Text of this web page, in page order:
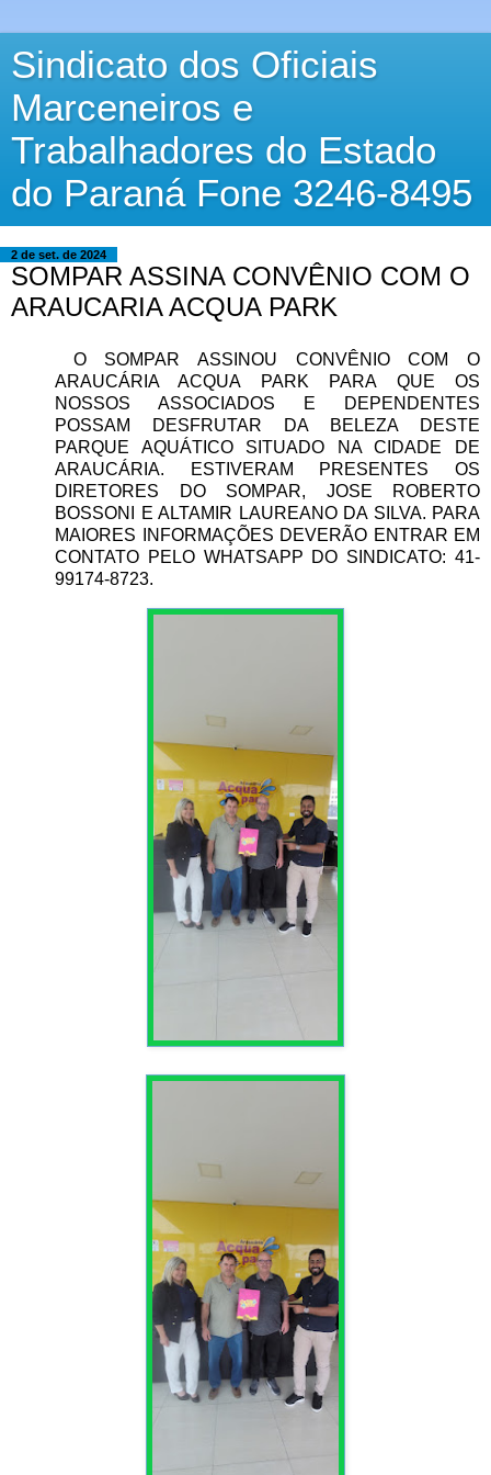
Sindicato dos Oficiais
Marceneiros e
Trabalhadores do Estado
do Paraná Fone 3246-8495
2 de set. de 2024
SOMPAR ASSINA CONVÊNIO COM O
ARAUCARIA ACQUA PARK
O SOMPAR ASSINOU CONVÊNIO COM O
ARAUCÁRIA ACQUA PARK PARA QUE OS
NOSSOS ASSOCIADOS E DEPENDENTES
POSSAM DESFRUTAR DA BELEZA DESTE
PARQUE AQUÁTICO SITUADO NA CIDADE DE
ARAUCÁRIA. ESTIVERAM PRESENTES OS
DIRETORES DO SOMPAR, JOSE ROBERTO
BOSSONI E ALTAMIR LAUREANO DA SILVA. PARA
MAIORES INFORMAÇÕES DEVERÃO ENTRAR EM
CONTATO PELO WHATSAPP DO SINDICATO: 41-
99174-8723.